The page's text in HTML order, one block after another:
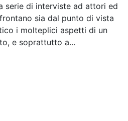
serie di interviste ad attori ed
sia dal punto di vista
i molteplici aspetti di un
e soprattutto a...